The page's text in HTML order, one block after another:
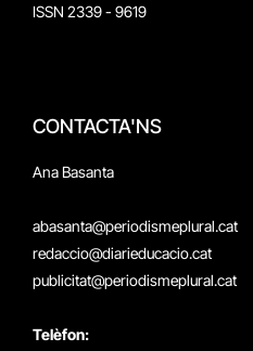
ISSN 2339 - 9619
CONTACTA'NS
Ana Basanta
abasanta@periodismeplural.cat
redaccio@diarieducacio.cat
publicitat@periodismeplural.cat
Telèfon: